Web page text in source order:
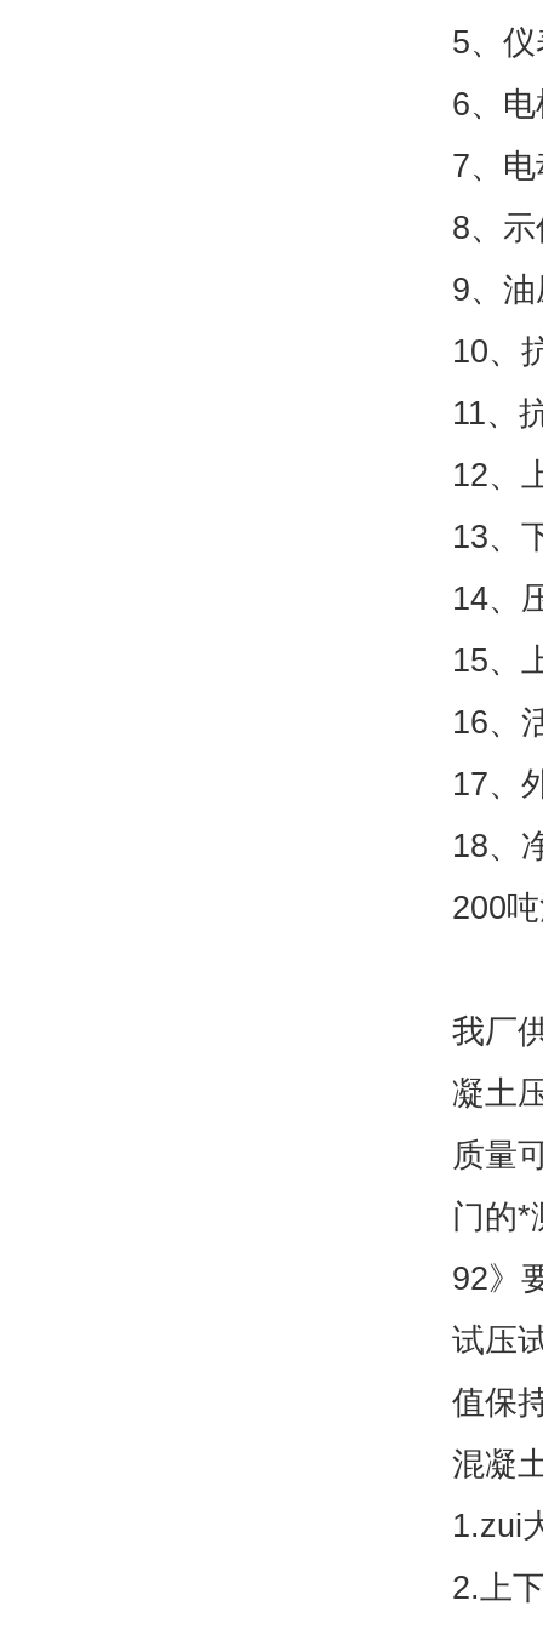
5、
6、
7、
8、
9、
10、
11、
12、
13、
14、
15、
16、
17、
18、
200
我厂
凝土
质量
门的*
92》
试压
值保
混凝
1.zui
2.上